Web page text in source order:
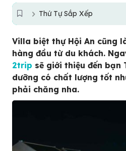
Thứ Tự Sắp Xếp
Villa biệt thự Hội An cũng
hàng đầu từ du khách.
2trip sẽ giới thiệu đến bạn
dưỡng có chất lượng tốt
phải chăng nha.